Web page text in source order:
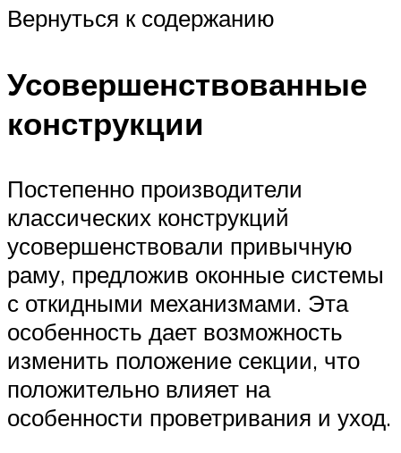
Вернуться к содержанию
Усовершенствованные
конструкции
Постепенно производители
классических конструкций
усовершенствовали привычную
раму, предложив оконные системы
с откидными механизмами. Эта
особенность дает возможность
изменить положение секции, что
положительно влияет на
особенности проветривания и уход.